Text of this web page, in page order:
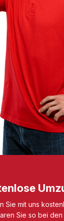
Sie mit uns
Sie so bei